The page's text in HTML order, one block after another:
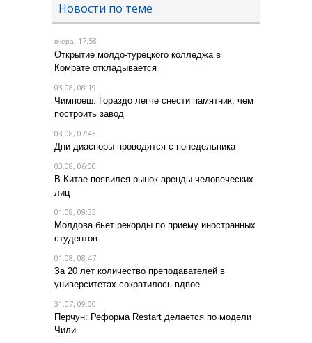
Новости по теме
вчера, 17:58
Открытие молдо-турецкого колледжа в
Комрате откладывается
03.08, 08:19
Чимпоеш: Гораздо легче снести памятник, чем
построить завод
03.08, 07:43
Дни диаспоры проводятся с понедельника
03.08, 06:00
В Китае появился рынок аренды человеческих
лиц
01.08, 09:33
Молдова бьет рекорды по приему иностранных
студентов
01.08, 08:47
За 20 лет количество преподавателей в
университетах сократилось вдвое
31.07, 09:00
Перчун: Реформа Restart делается по модели
Чили